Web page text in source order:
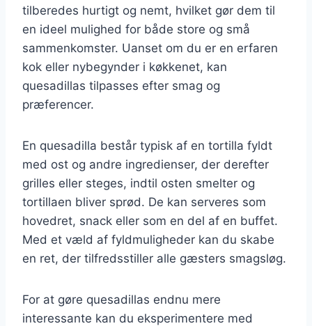
tilberedes hurtigt og nemt, hvilket gør dem til
en ideel mulighed for både store og små
sammenkomster. Uanset om du er en erfaren
kok eller nybegynder i køkkenet, kan
quesadillas tilpasses efter smag og
præferencer.
En quesadilla består typisk af en tortilla fyldt
med ost og andre ingredienser, der derefter
grilles eller steges, indtil osten smelter og
tortillaen bliver sprød. De kan serveres som
hovedret, snack eller som en del af en buffet.
Med et væld af fyldmuligheder kan du skabe
en ret, der tilfredsstiller alle gæsters smagsløg.
For at gøre quesadillas endnu mere
interessante kan du eksperimentere med